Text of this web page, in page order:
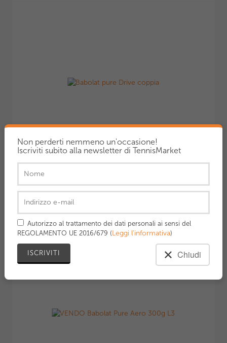
110,00 €
29/5/2026
VENDO Babolat Pure Aero 300g L3
Non perderti nemmeno un'occasione!
Iscriviti subito alla newsletter di TennisMarket
Autorizzo al trattamento dei dati personali ai sensi del
REGOLAMENTO UE 2016/679 (Leggi l'informativa)
Chiudi